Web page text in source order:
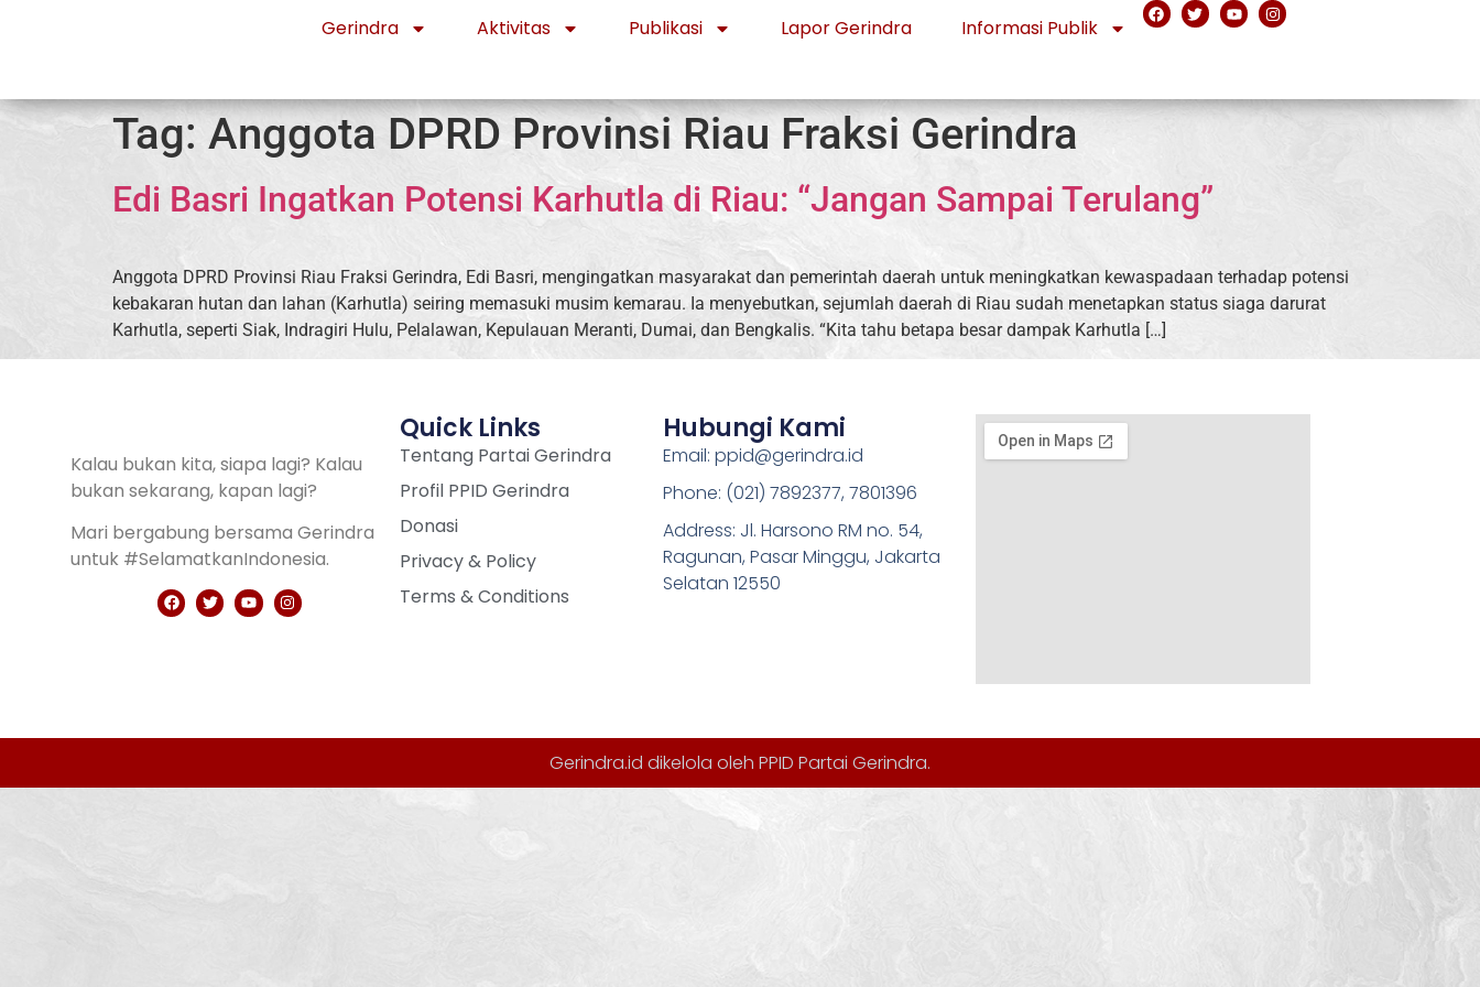
Gerindra Aktivitas Publikasi Lapor Gerindra Informasi Publik
Tag: Anggota DPRD Provinsi Riau Fraksi Gerindra
Edi Basri Ingatkan Potensi Karhutla di Riau: “Jangan Sampai Terulang”
Anggota DPRD Provinsi Riau Fraksi Gerindra, Edi Basri, mengingatkan masyarakat dan pemerintah daerah untuk meningkatkan kewaspadaan terhadap potensi
kebakaran hutan dan lahan (Karhutla) seiring memasuki musim kemarau. Ia menyebutkan, sejumlah daerah di Riau sudah menetapkan status siaga darurat
Karhutla, seperti Siak, Indragiri Hulu, Pelalawan, Kepulauan Meranti, Dumai, dan Bengkalis. “Kita tahu betapa besar dampak Karhutla […]
Kalau bukan kita, siapa lagi? Kalau
bukan sekarang, kapan lagi?
Mari bergabung bersama Gerindra
untuk #SelamatkanIndonesia.
Quick Links
Tentang Partai Gerindra
Profil PPID Gerindra
Donasi
Privacy & Policy
Terms & Conditions
Hubungi Kami
Email: ppid@gerindra.id
Phone: (021) 7892377, 7801396
Address: Jl. Harsono RM no. 54,
Ragunan, Pasar Minggu, Jakarta
Selatan 12550
Gerindra.id dikelola oleh PPID Partai Gerindra.